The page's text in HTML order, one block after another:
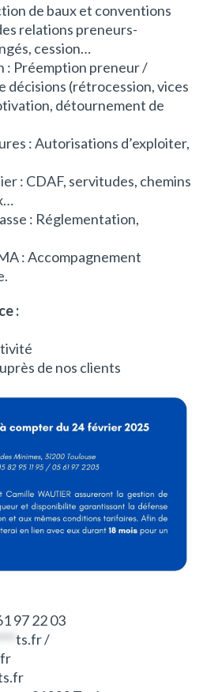
de baux et conventions
relations preneurs-
cession…
: Préemption preneur /
décisions (rétrocession, vices
détournement de
: Autorisations d’exploiter,
: CDAF, servitudes, chemins
: Réglementation,
: Accompagnement
:
de nos clients
97 22 03
ts.fr/